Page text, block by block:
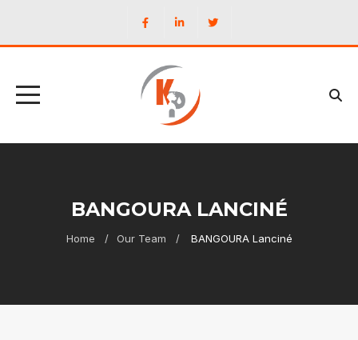
BANGOURA LANCINÉ
Home Our Team BANGOURA Lanciné